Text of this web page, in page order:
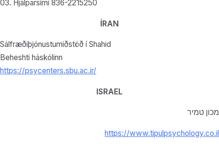
03. Hjálparsími 836-2215250
ÍRAN
Sálfræðiþjónustumiðstöð í Shahid
Beheshti háskólinn
https://psycenters.sbu.ac.ir/
ISRAEL
מכון טמיר
https://www.tipulpsychology.co.il